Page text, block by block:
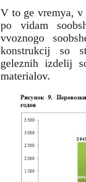
V to ge vremya, v
po vidam
vvoznogo
konstrukcij so
geleznih izdelij
materialov.